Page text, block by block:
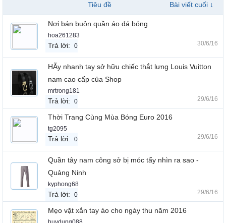
Tiêu đề Bài viết cuối ↓
Nơi bán buôn quần áo đá bóng
hoa261283
Trả lời: 0 30/6/16
HÃy nhanh tay sở hữu chiếc thắt lưng Louis Vuitton
nam cao cấp của Shop
mrtrong181
Trả lời: 0 29/6/16
Thời Trang Cùng Mùa Bóng Euro 2016
tg2095
Trả lời: 0 29/6/16
Quần tây nam công sở bị móc tẩy nhìn ra sao -
Quảng Ninh
kyphong68
Trả lời: 0 29/6/16
Mẹo vặt xắn tay áo cho ngày thu năm 2016